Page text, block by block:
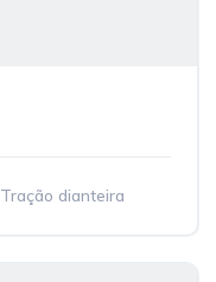
Tração dianteira